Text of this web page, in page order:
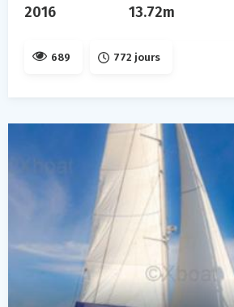
2016 13.72m
689 772 jours